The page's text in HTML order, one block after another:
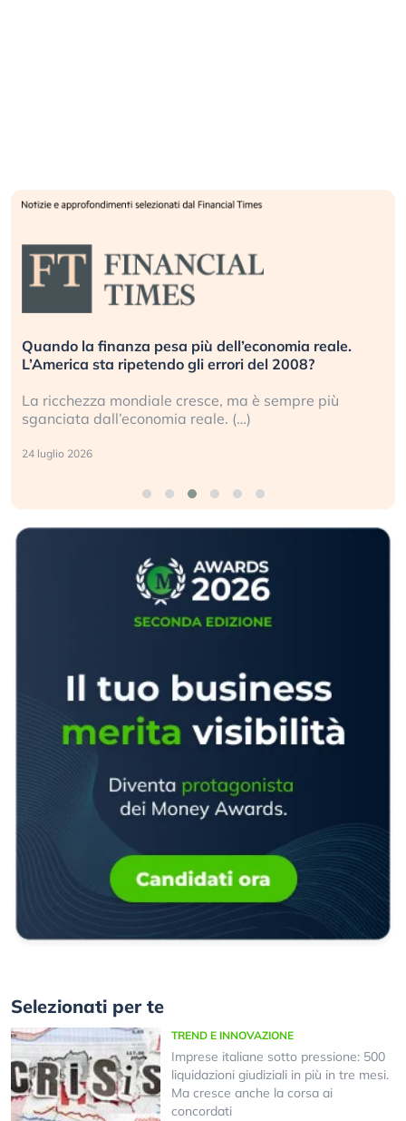
Quando la finanza pesa più dell’economia reale.
L’America sta ripetendo gli errori del 2008?
La ricchezza mondiale cresce, ma è sempre più
sganciata dall’economia reale. (…)
24 luglio 2026
Selezionati per te
TREND E INNOVAZIONE
Imprese italiane sotto pressione: 500
liquidazioni giudiziali in più in tre mesi.
Ma cresce anche la corsa ai
concordati